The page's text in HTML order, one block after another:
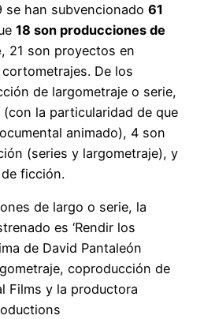
se han subvencionado 61
18 son producciones de
, 21 son proyectos en
De los
de largometraje o serie,
la particularidad de que
animado), 4 son
(series y largometraje), y
ficción.
de largo o serie, la
es ‘Rendir los
de David Pantaleón
coproducción de
Films y la productora